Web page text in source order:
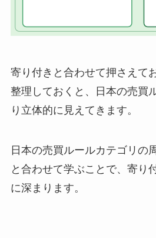
寄り付きと合わせて押さえて
整理しておくと、日本の売買
り立体的に見えてきます。
日本の売買ルールカテゴリの
と合わせて学ぶことで、寄り
に深まります。